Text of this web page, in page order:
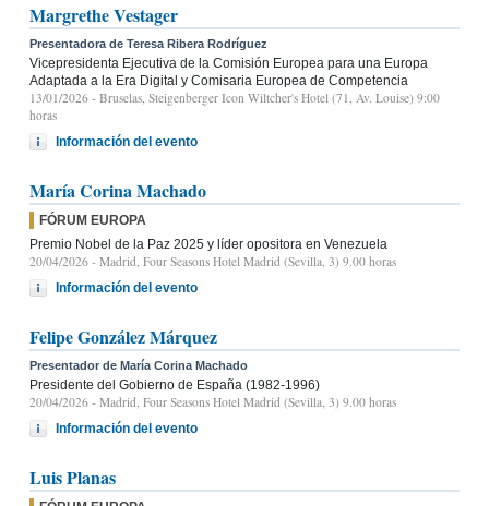
Margrethe Vestager
Presentadora de Teresa Ribera Rodríguez
Vicepresidenta Ejecutiva de la Comisión Europea para una Europa
Adaptada a la Era Digital y Comisaria Europea de Competencia
13/01/2026 - Bruselas, Steigenberger Icon Wiltcher's Hotel (71, Av. Louise) 9:00
horas
Información del evento
María Corina Machado
FÓRUM EUROPA
Premio Nobel de la Paz 2025 y líder opositora en Venezuela
20/04/2026 - Madrid, Four Seasons Hotel Madrid (Sevilla, 3) 9.00 horas
Información del evento
Felipe González Márquez
Presentador de María Corina Machado
Presidente del Gobierno de España (1982-1996)
20/04/2026 - Madrid, Four Seasons Hotel Madrid (Sevilla, 3) 9.00 horas
Información del evento
Luis Planas